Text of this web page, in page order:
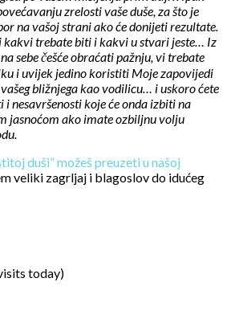
zrelosti vaše duše, za što je
na vašoj strani ako će donijeti rezultate.
kakvi trebate biti i kakvi u stvari jeste… Iz
sebe češće obraćati pažnju, vi trebate
i uvijek jedino koristiti Moje zapovijedi
bližnjega kao vodilicu… i uskoro ćete
i nesavršenosti koje će onda izbiti na
jasnoćom ako imate ozbiljnu volju
duši” možeš preuzeti u našoj
veliki zagrljaj i blagoslov do idućeg
today)